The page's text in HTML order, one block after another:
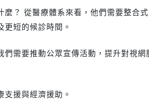
麼？ 從醫療體系來看，他們需要整
更短的候診時間。
們需要推動公眾宣傳活動，提升對視
支援與經濟援助。